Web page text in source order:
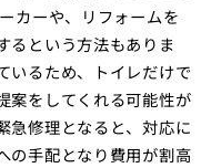
カーや、リフォームを
るという方法もありま
いるため、トイレだけで
案をしてくれる可能性が
急修理となると、対応に
の手配となり費用が割高